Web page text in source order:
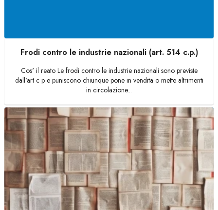
Frodi contro le industrie nazionali (art. 514 c.p.)
Cos' il reato Le frodi contro le industrie nazionali sono previste
dall'art c p e puniscono chiunque pone in vendita o mette altrimenti
in circolazione...